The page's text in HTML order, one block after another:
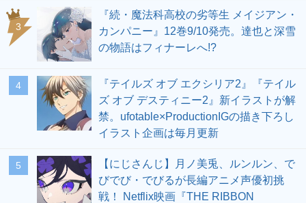
3
『続・魔法科高校の劣等生 メイジアン・
カンパニー』12巻9/10発売。達也と深雪
の物語はフィナーレへ!?
4
『テイルズ オブ エクシリア2』『テイル
ズ オブ デスティニー2』新イラストが解
禁。ufotable×ProductionIGの描き下ろし
イラスト企画は毎月更新
5
【にじさんじ】月ノ美兎、ルンルン、で
びでび・でびるが長編アニメ声優初挑
戦！ Netflix映画『THE RIBBON